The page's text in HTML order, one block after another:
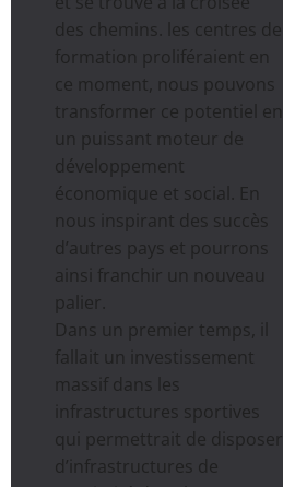
des chemins. les centres de
formation proliféraient en
ce moment, nous pouvons
transformer ce potentiel en
un puissant moteur de
développement
économique et social. En
nous inspirant des succès
d’autres pays et pourrons
ainsi franchir un nouveau
palier.
Dans un premier temps, il
fallait un investissement
massif dans les
infrastructures sportives
qui permettrait de disposer
d’infrastructures de